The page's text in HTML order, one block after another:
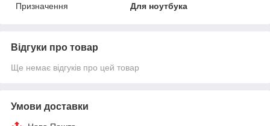
Призначення
Для ноутбука
Відгуки про товар
Ще немає відгуків про цей товар
Умови доставки